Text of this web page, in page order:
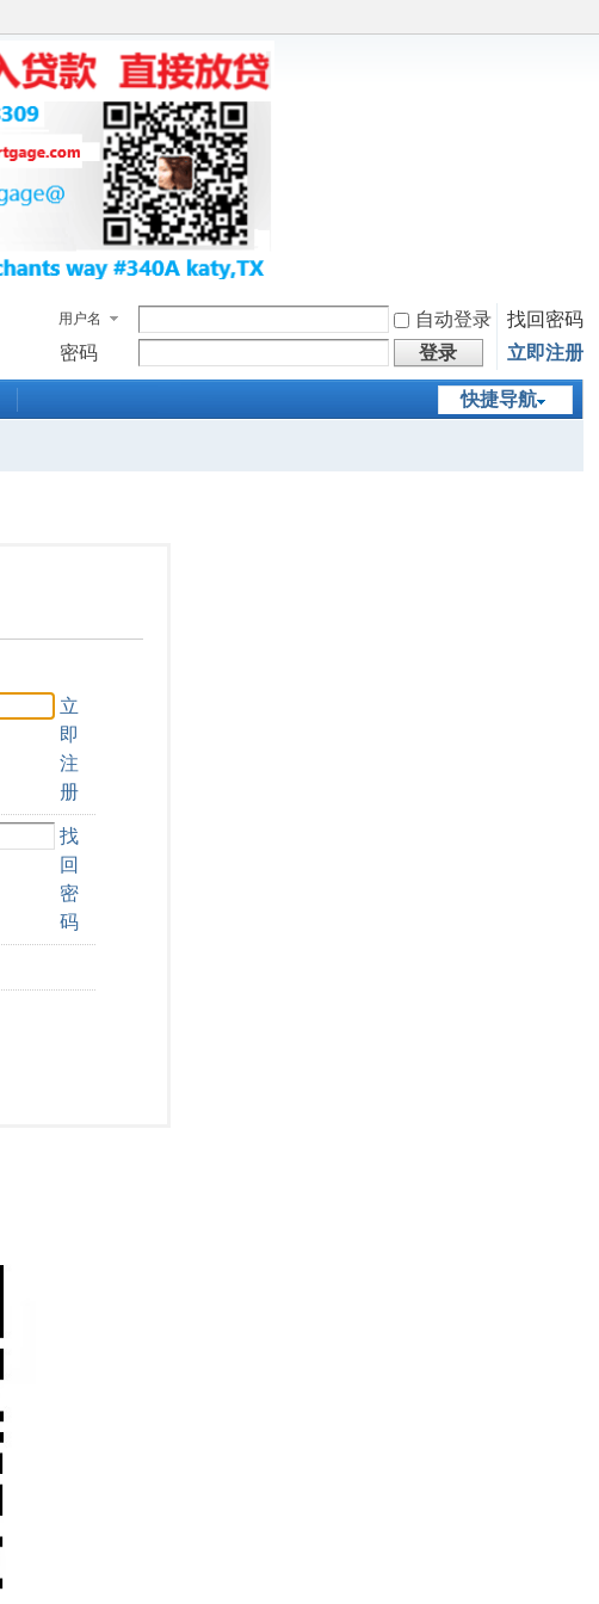
用户名 自动登录
找回密码
密码
登录 立即注册
快捷导航
立
即
注
册
找
回
密
码